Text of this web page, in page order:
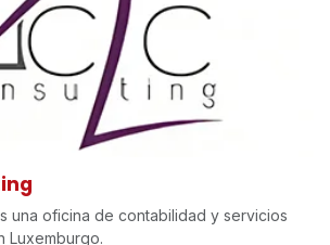
una oficina de contabilidad y servicios
Luxemburgo.